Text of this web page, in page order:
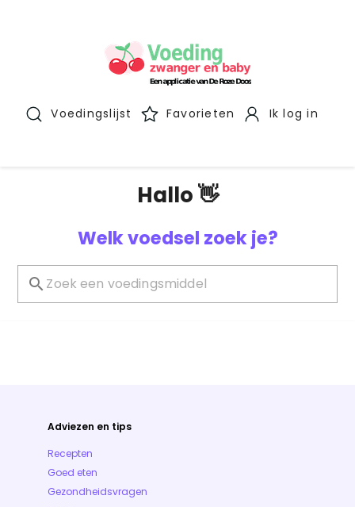
Voedingslijst Favorieten Ik log in
Hallo 👋
Welk voedsel zoek je?
Adviezen en tips
Recepten
Goed eten
Gezondheidsvragen